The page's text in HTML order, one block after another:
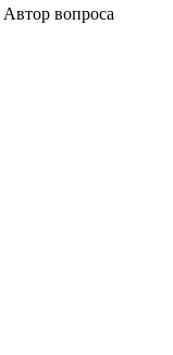
Автор вопроса